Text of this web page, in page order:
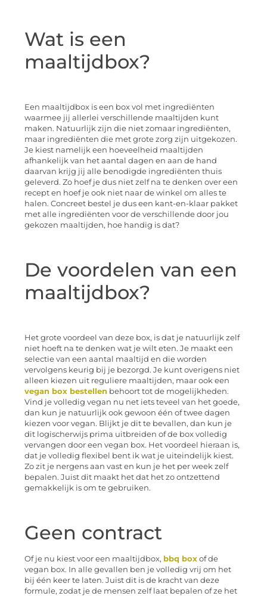
Wat is een
maaltijdbox?
Een maaltijdbox is een box vol met ingrediënten
waarmee jij allerlei verschillende maaltijden kunt
maken. Natuurlijk zijn die niet zomaar ingrediënten,
maar ingrediënten die met grote zorg zijn uitgekozen.
Je kiest namelijk een hoeveelheid maaltijden
afhankelijk van het aantal dagen en aan de hand
daarvan krijg jij alle benodigde ingrediënten thuis
geleverd. Zo hoef je dus niet zelf na te denken over een
recept en hoef je ook niet naar de winkel om alles te
halen. Concreet bestel je dus een kant-en-klaar pakket
met alle ingrediënten voor de verschillende door jou
gekozen maaltijden, hoe handig is dat?
De voordelen van een
maaltijdbox?
Het grote voordeel van deze box, is dat je natuurlijk zelf
niet hoeft na te denken wat je wilt eten. Je maakt een
selectie van een aantal maaltijd en die worden
vervolgens keurig bij je bezorgd. Je kunt overigens niet
alleen kiezen uit reguliere maaltijden, maar ook een
vegan box bestellen behoort tot de mogelijkheden.
Vind je volledig vegan nu net iets teveel van het goede,
dan kun je natuurlijk ook gewoon één of twee dagen
kiezen voor vegan. Blijkt je dit te bevallen, dan kun je
dit logischerwijs prima uitbreiden of de box volledig
vervangen door een vegan box. Het voordeel hieraan is,
dat je volledig flexibel bent ik wat je uiteindelijk kiest.
Zo zit je nergens aan vast en kun je het per week zelf
bepalen. Juist dit maakt het dat het zo ontzettend
gemakkelijk is om te gebruiken.
Geen contract
Of je nu kiest voor een maaltijdbox, bbq box of de
vegan box. In alle gevallen ben je volledig vrij om het
bij één keer te laten. Juist dit is de kracht van deze
formule, zodat je de mensen zelf laat bepalen of ze het